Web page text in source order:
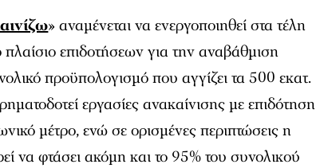
» αναμένεται να ενεργοποιηθεί στα τέλη
επιδοτήσεων για την αναβάθμιση
προϋπολογισμό που αγγίζει τα 500 εκατ.
εργασίες ανακαίνισης με επιδότηση
μέτρο, ενώ σε ορισμένες περιπτώσεις η
να φτάσει ακόμη και το 95% του συνολικού